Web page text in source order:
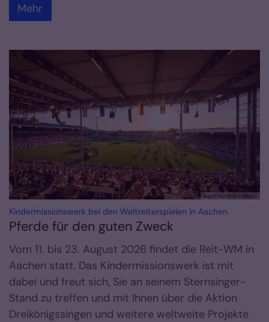
Mehr
© ALRV/Arnd Brockhorst
Kindermissionswerk bei den Weltreiterspielen in Aachen
Pferde für den guten Zweck
Vom 11. bis 23. August 2026 findet die Reit-WM in
Aachen statt. Das Kindermissionswerk ist mit
dabei und freut sich, Sie an seinem Sternsinger-
Stand zu treffen und mit Ihnen über die Aktion
Dreikönigssingen und weitere weltweite Projekte